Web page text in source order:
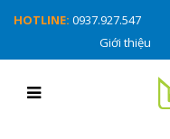
HOTLINE: 0937.927.547
Giới thiệu